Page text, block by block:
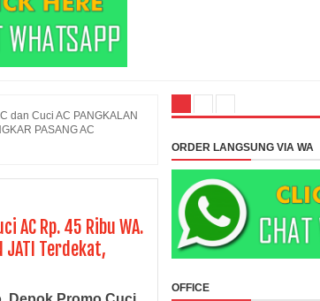
dan Cuci AC PANGKALAN
PASANG AC
AC Rp. 45 Ribu WA.
JATI Terdekat,
ORDER LANGSUNG VIA WA
OFFICE